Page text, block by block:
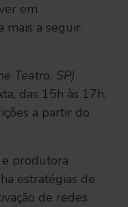
em
mais a seguir.
Teatro, SP)
das 15h às 17h,
a partir do
e produtora
estratégias de
de redes